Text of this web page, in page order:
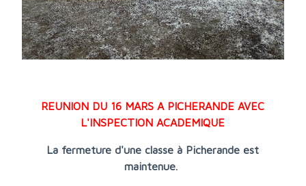
REUNION DU 16 MARS A PICHERANDE AVEC
L'INSPECTION ACADEMIQUE
La fermeture d'une classe à Picherande est
maintenue.